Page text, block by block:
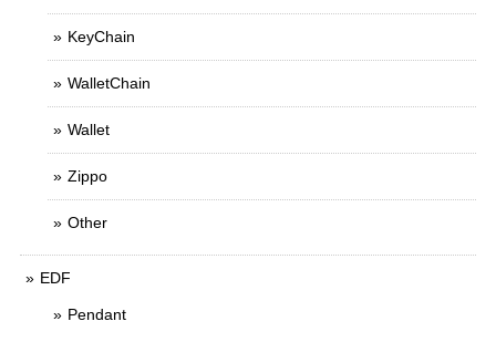
KeyChain
WalletChain
Wallet
Zippo
Other
EDF
Pendant